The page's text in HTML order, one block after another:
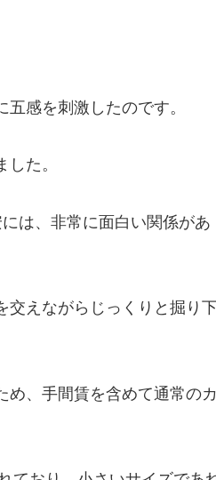
感を刺激したのです。
た。
は、非常に面白い関係があ
交えながらじっくりと掘り
め、手間賃を含めて通常のカ